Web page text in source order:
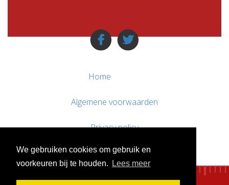
We gebruiken cookies om gebruik en
voorkeuren bij te houden.
Lees meer
Home
Algemene voorwaarden
Privacy policy
Contact / Support